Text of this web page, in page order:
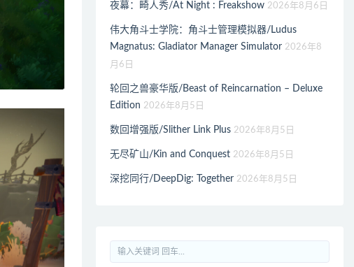
夜幕：畸人秀/At Night : Freakshow 2026年8月6日
伟大角斗士学院：角斗士管理模拟器/Ludus
Magnatus: Gladiator Manager Simulator 2026年8
月6日
轮回之兽豪华版/Beast of Reincarnation – Deluxe
Edition 2026年8月5日
数回增强版/Slither Link Plus 2026年8月5日
无尽矿山/Kin and Conquest 2026年8月5日
深挖同行/DeepDig: Together 2026年8月5日